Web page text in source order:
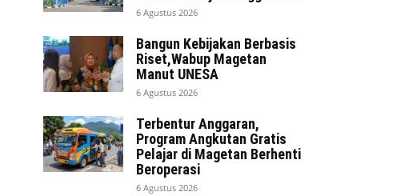
6 Agustus 2026
Bangun Kebijakan Berbasis
Riset,Wabup Magetan
Manut UNESA
6 Agustus 2026
Terbentur Anggaran,
Program Angkutan Gratis
Pelajar di Magetan Berhenti
Beroperasi
6 Agustus 2026